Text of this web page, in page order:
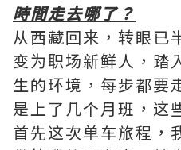
時間走去哪了？
从西藏回来，转眼已
变为职场新鲜人，踏
生的环境，每步都要
是上了几个月班，这
首先这次单车旅程，